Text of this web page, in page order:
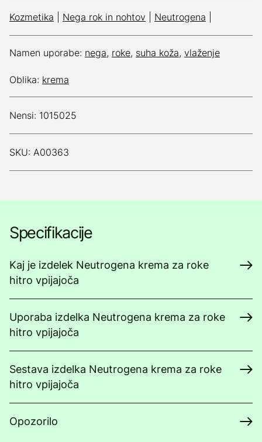
Kozmetika Nega rok in nohtov Neutrogena
Namen uporabe: nega, roke, suha koža, vlaženje
Oblika: krema
Nensi: 1015025
SKU: A00363
Specifikacije
Kaj je izdelek Neutrogena krema za roke
hitro vpijajoča
Uporaba izdelka Neutrogena krema za roke
hitro vpijajoča
Sestava izdelka Neutrogena krema za roke
hitro vpijajoča
Opozorilo